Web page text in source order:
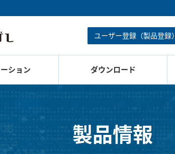
ユーザー登録（製品登録）
ション ダウンロード
製品情報